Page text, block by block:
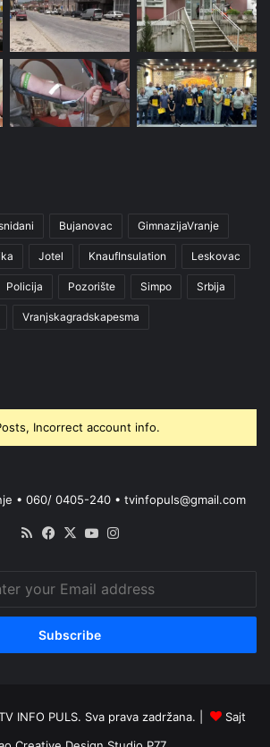
Bujanovac GimnazijaVranje
Jotel KnaufInsulation Leskovac
Policija Pozorište Simpo Srbija
Vranjskagradskapesma
Incorrect account info.
• 060/ 0405-240 • tvinfopuls@gmail.com
RSS Facebook
X YouTube
INFO PULS. Sva prava zadržana. |
Sajt